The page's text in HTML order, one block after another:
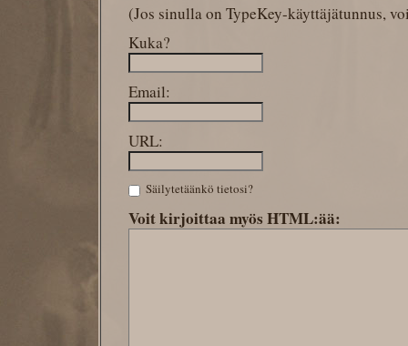
(Jos sinulla on TypeKey-käyttäjätunnus,
Kuka?
Email:
URL:
Säilytetäänkö tietosi?
Voit kirjoittaa myös HTML:ää: